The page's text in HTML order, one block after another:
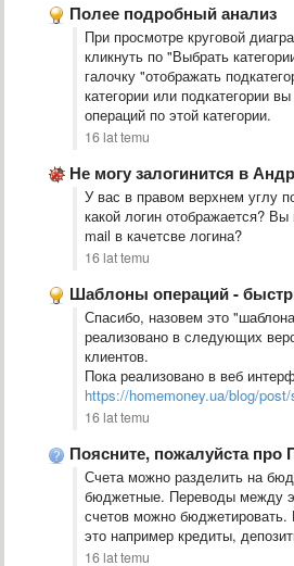
Полее подробный анализ
При просмотре круговой
кликнуть по "Выбрать
галочку "отображать
категории или подкатегории
операций по этой категории.
16 lat temu
Не могу залогинится в
У вас в правом верхнем углу
какой логин отображается?
mail в качетсве логина?
16 lat temu
Шаблоны операций - быстрые
Спасибо, назовем это
реализовано в следующих
клиентов.
Пока реализовано в веб
https://homemoney.ua/blog/
16 lat temu
Поясните, пожалуйста про
Счета можно разделить на
бюджетные. Переводы между
счетов можно
это например кредиты,
16 lat temu